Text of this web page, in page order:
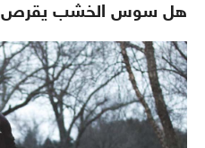
هل سوس الخشب يقرص